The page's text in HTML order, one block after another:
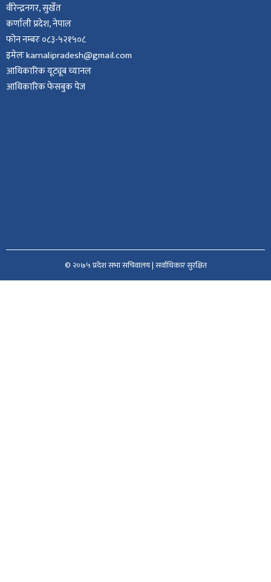
वीरेन्द्रनगर, सुर्खेत
कर्णाली प्रदेश, नेपाल
फोन नम्बरः ०८३-५२१५०८
इमेलः karnalipradesh@gmail.com
आधिकारिक यूट्यूब च्यानल
आधिकारिक फेसबुक पेज
© २०७५ प्रदेश सभा सचिवालय | सर्वाधिकार सुरक्षित